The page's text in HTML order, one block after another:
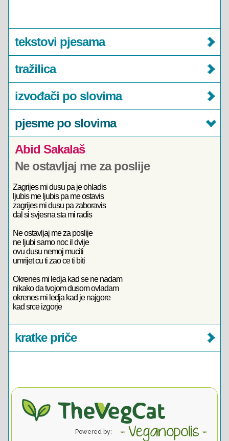
tekstovi pjesama
tražilica
izvođači po slovima
pjesme po slovima
Abid Sakalaš
Ne ostavljaj me za poslije
Zagrijes mi dusu pa je ohladis
ljubis me ljubis pa me ostavis
zagrijes mi dusu pa zaboravis
dal si svjesna sta mi radis
Ne ostavljaj me za poslije
ne ljubi samo noc il dvije
ovu dusu nemoj muciti
umrijet cu ti zao ce ti biti
Okrenes mi ledja kad se ne nadam
nikako da tvojom dusom ovladam
okrenes mi ledja kad je najgore
kad srce izgorje
kratke priče